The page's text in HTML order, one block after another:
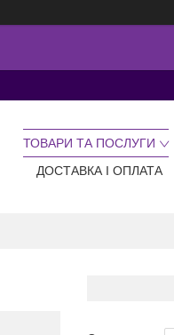
ТОВАРИ ТА ПОСЛУГИ
ДОСТАВКА І ОПЛАТА